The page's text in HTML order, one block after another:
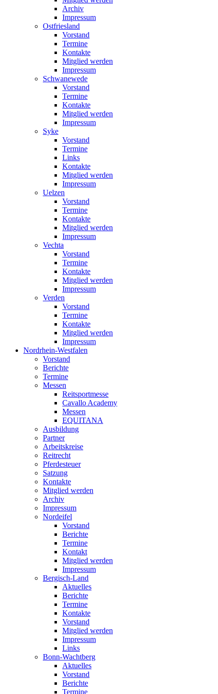
Archiv
Impressum
Ostfriesland
Vorstand
Termine
Kontakte
Mitglied werden
Impressum
Schwanewede
Vorstand
Termine
Kontakte
Mitglied werden
Impressum
Syke
Vorstand
Termine
Links
Kontakte
Mitglied werden
Impressum
Uelzen
Vorstand
Termine
Kontakte
Mitglied werden
Impressum
Vechta
Vorstand
Termine
Kontakte
Mitglied werden
Impressum
Verden
Vorstand
Termine
Kontakte
Mitglied werden
Impressum
Nordrhein-Westfalen
Vorstand
Berichte
Termine
Messen
Reitsportmesse
Cavallo Academy
Messen
EQUITANA
Ausbildung
Partner
Arbeitskreise
Reitrecht
Pferdesteuer
Satzung
Kontakte
Mitglied werden
Archiv
Impressum
Nordeifel
Vorstand
Berichte
Termine
Kontakt
Mitglied werden
Impressum
Bergisch-Land
Aktuelles
Berichte
Termine
Kontakte
Vorstand
Mitglied werden
Impressum
Links
Bonn-Wachtberg
Aktuelles
Vorstand
Berichte
Termine